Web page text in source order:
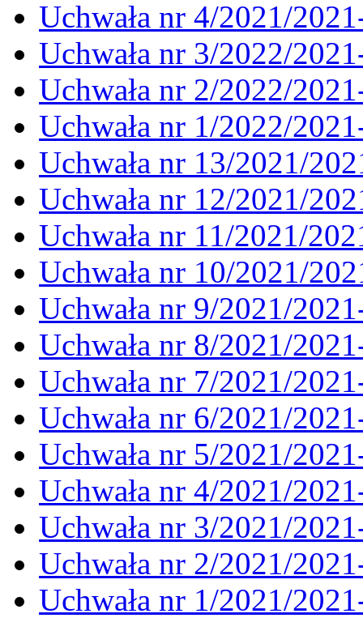
Uchwała nr 4/2021/
Uchwała nr 3/2022/
Uchwała nr 2/2022/
Uchwała nr 1/2022/
Uchwała nr 13/2021/
Uchwała nr 12/2021/
Uchwała nr 11/2021/
Uchwała nr 10/2021/
Uchwała nr 9/2021/
Uchwała nr 8/2021/
Uchwała nr 7/2021/
Uchwała nr 6/2021/
Uchwała nr 5/2021/
Uchwała nr 4/2021/
Uchwała nr 3/2021/
Uchwała nr 2/2021/
Uchwała nr 1/2021/